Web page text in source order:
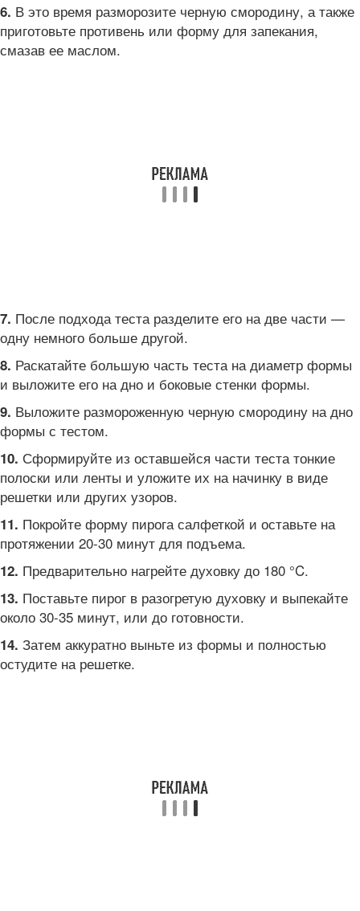
6. В это время разморозите черную смородину, а также
приготовьте противень или форму для запекания,
смазав ее маслом.
7. После подхода теста разделите его на две части —
одну немного больше другой.
8. Раскатайте большую часть теста на диаметр формы
и выложите его на дно и боковые стенки формы.
9. Выложите размороженную черную смородину на дно
формы с тестом.
10. Сформируйте из оставшейся части теста тонкие
полоски или ленты и уложите их на начинку в виде
решетки или других узоров.
11. Покройте форму пирога салфеткой и оставьте на
протяжении 20-30 минут для подъема.
12. Предварительно нагрейте духовку до 180 °C.
13. Поставьте пирог в разогретую духовку и выпекайте
около 30-35 минут, или до готовности.
14. Затем аккуратно выньте из формы и полностью
остудите на решетке.